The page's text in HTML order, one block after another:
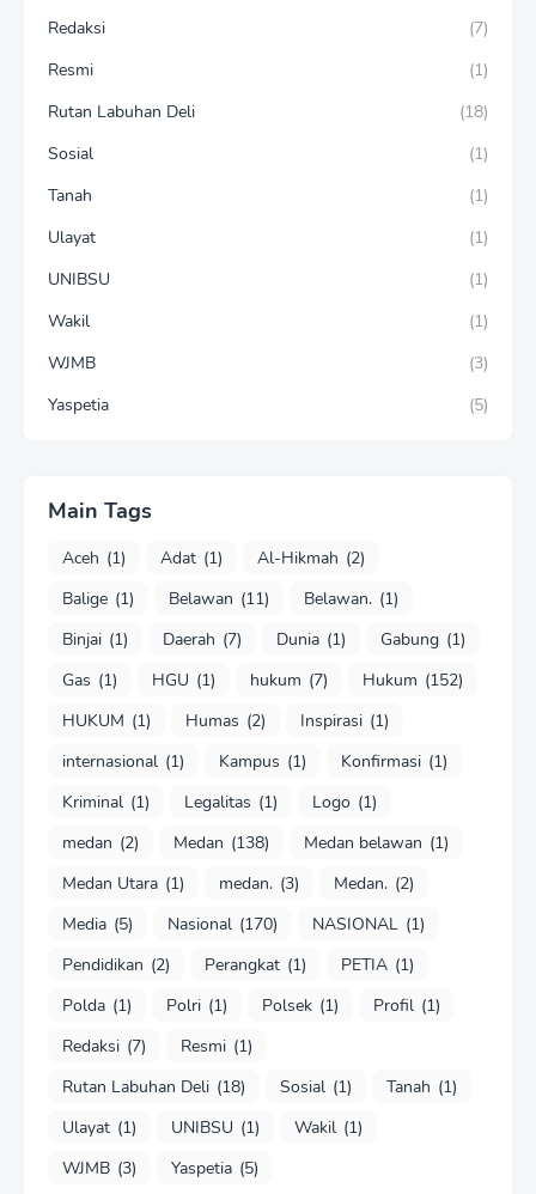
Redaksi
(7)
Resmi
(1)
Rutan Labuhan Deli
(18)
Sosial
(1)
Tanah
(1)
Ulayat
(1)
UNIBSU
(1)
Wakil
(1)
WJMB
(3)
Yaspetia
(5)
Main Tags
Aceh (1) Adat (1) Al-Hikmah (2)
Balige (1) Belawan (11) Belawan. (1)
Binjai (1) Daerah (7) Dunia (1) Gabung (1)
Gas (1) HGU (1) hukum (7) Hukum (152)
HUKUM (1) Humas (2) Inspirasi (1)
internasional (1) Kampus (1) Konfirmasi (1)
Kriminal (1) Legalitas (1) Logo (1)
medan (2) Medan (138) Medan belawan (1)
Medan Utara (1) medan. (3) Medan. (2)
Media (5) Nasional (170) NASIONAL (1)
Pendidikan (2) Perangkat (1) PETIA (1)
Polda (1) Polri (1) Polsek (1) Profil (1)
Redaksi (7) Resmi (1)
Rutan Labuhan Deli (18) Sosial (1) Tanah (1)
Ulayat (1) UNIBSU (1) Wakil (1)
WJMB (3) Yaspetia (5)